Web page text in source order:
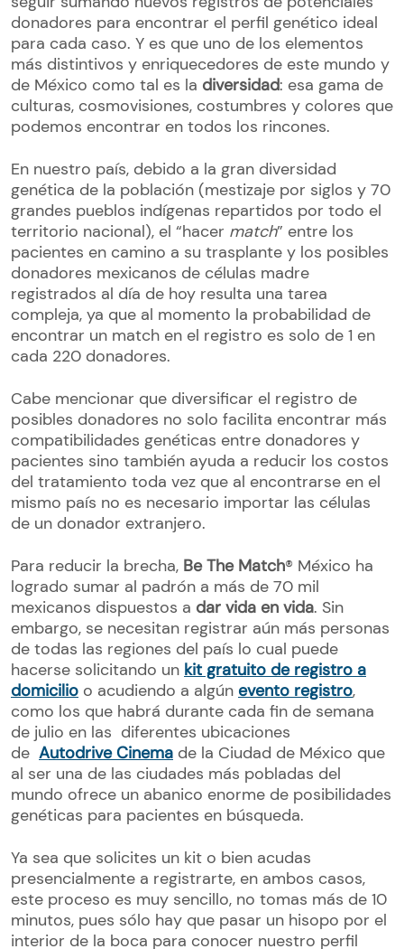
donadores para encontrar el perfil genético ideal
para cada caso. Y es que uno de los elementos
más distintivos y enriquecedores de este mundo y
de México como tal es la diversidad: esa gama de
culturas, cosmovisiones, costumbres y colores que
podemos encontrar en todos los rincones.
En nuestro país, debido a la gran diversidad
genética de la población (mestizaje por siglos y 70
grandes pueblos indígenas repartidos por todo el
territorio nacional), el “hacer match” entre los
pacientes en camino a su trasplante y los posibles
donadores mexicanos de células madre
registrados al día de hoy resulta una tarea
compleja, ya que al momento la probabilidad de
encontrar un match en el registro es solo de 1 en
cada 220 donadores.
Cabe mencionar que diversificar el registro de
posibles donadores no solo facilita encontrar más
compatibilidades genéticas entre donadores y
pacientes sino también ayuda a reducir los costos
del tratamiento toda vez que al encontrarse en el
mismo país no es necesario importar las células
de un donador extranjero.
Para reducir la brecha, Be The Match® México ha
logrado sumar al padrón a más de 70 mil
mexicanos dispuestos a dar vida en vida. Sin
embargo, se necesitan registrar aún más personas
de todas las regiones del país lo cual puede
hacerse solicitando un kit gratuito de registro a
domicilio o acudiendo a algún evento registro,
como los que habrá durante cada fin de semana
de julio en las diferentes ubicaciones
de Autodrive Cinema de la Ciudad de México que
al ser una de las ciudades más pobladas del
mundo ofrece un abanico enorme de posibilidades
genéticas para pacientes en búsqueda.
Ya sea que solicites un kit o bien acudas
presencialmente a registrarte, en ambos casos,
este proceso es muy sencillo, no tomas más de 10
minutos, pues sólo hay que pasar un hisopo por el
interior de la boca para conocer nuestro perfil